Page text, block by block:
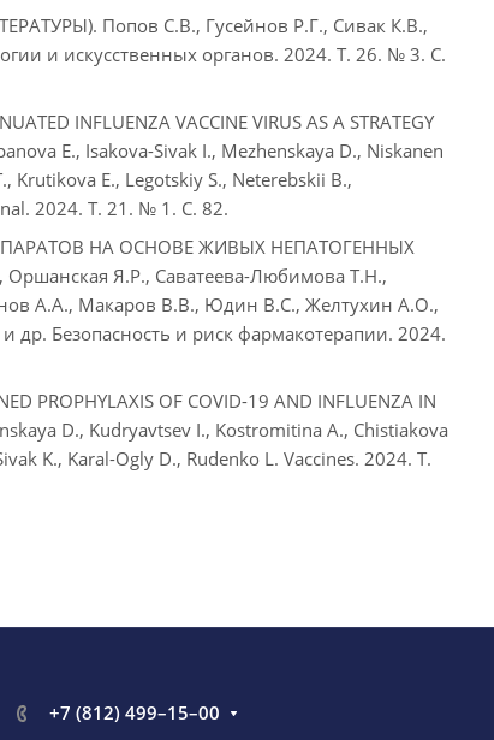
Попов С.В., Гусейнов Р.Г., Сивак К.В.,
и искусственных органов. 2024. Т. 26. № 3. С.
INFLUENZA VACCINE VIRUS AS A STRATEGY
E., Isakova-Sivak I., Mezhenskaya D., Niskanen
Krutikova E., Legotskiy S., Neterebskii B.,
2024. Т. 21. № 1. С. 82.
НА ОСНОВЕ ЖИВЫХ НЕПАТОГЕННЫХ
Я.Р., Саватеева-Любимова Т.Н.,
А.А., Макаров В.В., Юдин В.С., Желтухин А.О.,
Безопасность и риск фармакотерапии. 2024.
PROPHYLAXIS OF COVID-19 AND INFLUENZA IN
D., Kudryavtsev I., Kostromitina A., Chistiakova
K., Karal-Ogly D., Rudenko L. Vaccines. 2024. Т.
+7 (812) 499–15–00